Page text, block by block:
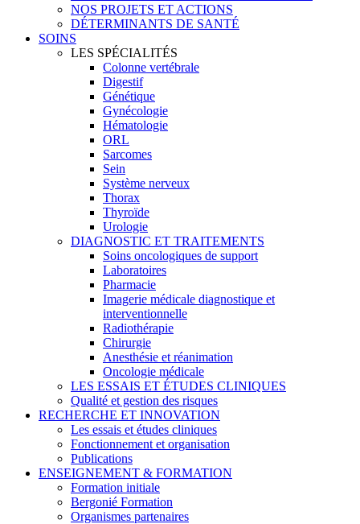
NOS PROJETS ET ACTIONS
DÉTERMINANTS DE SANTÉ
SOINS
LES SPÉCIALITÉS
Colonne vertébrale
Digestif
Génétique
Gynécologie
Hématologie
ORL
Sarcomes
Sein
Système nerveux
Thorax
Thyroïde
Urologie
DIAGNOSTIC ET TRAITEMENTS
Soins oncologiques de support
Laboratoires
Pharmacie
Imagerie médicale diagnostique et
interventionnelle
Radiothérapie
Chirurgie
Anesthésie et réanimation
Oncologie médicale
LES ESSAIS ET ÉTUDES CLINIQUES
Qualité et gestion des risques
RECHERCHE ET INNOVATION
Les essais et études cliniques
Fonctionnement et organisation
Publications
ENSEIGNEMENT & FORMATION
Formation initiale
Bergonié Formation
Organismes partenaires